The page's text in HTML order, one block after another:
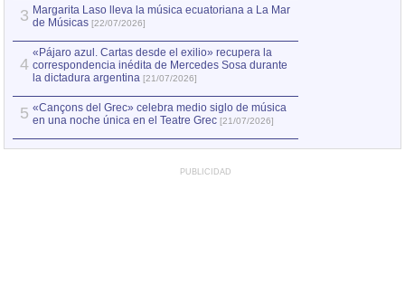
3 Margarita Laso lleva la música ecuatoriana a La Mar
de Músicas [22/07/2026]
4
«Pájaro azul. Cartas desde el exilio» recupera la
correspondencia inédita de Mercedes Sosa durante
la dictadura argentina [21/07/2026]
5 «Cançons del Grec» celebra medio siglo de música
en una noche única en el Teatre Grec [21/07/2026]
PUBLICIDAD